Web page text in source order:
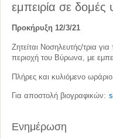
εμπειρία σε δομές
Προκήρυξη 12/3/21
Ζητείται Νοσηλευτής/τρια
περιοχή του Βύρωνα, με
Πλήρες και κυλιόμενο ωράριο.
Για αποστολή βιογραφικών:
Ενημέρωση